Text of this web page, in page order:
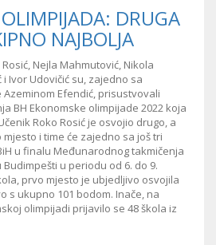
DRUGA
NAJBOLJA
Nejla Mahmutović, Nikola
Ivor Udovičić su, zajedno sa
Efendić, prisustvovali
BH Ekonomske olimpijade 2022 koja
Roko Rosić je osvojio drugo, a
i time će zajedno sa još tri
u finalu Međunarodnog takmičenja
u periodu od 6. do 9.
prvo mjesto je ubjedljivo osvojila
s ukupno 101 bodom. Inače, na
olimpijadi prijavilo se 48 škola iz